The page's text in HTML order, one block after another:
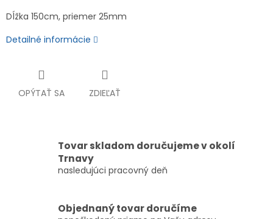
Dĺžka 150cm, priemer 25mm
Detailné informácie
OPÝTAŤ SA ZDIEĽAŤ
Tovar skladom doručujeme v okolí
Trnavy
nasledujúci pracovný deň
Objednaný tovar doručíme